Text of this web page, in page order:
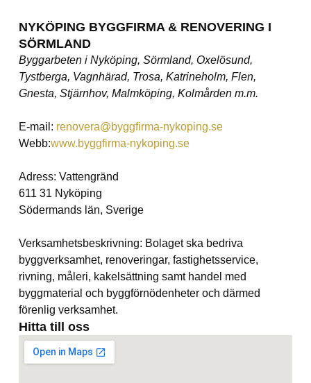
NYKÖPING BYGGFIRMA & RENOVERING I
SÖRMLAND
Byggarbeten i Nyköping, Sörmland, Oxelösund,
Tystberga, Vagnhärad, Trosa, Katrineholm, Flen,
Gnesta, Stjärnhov, Malmköping, Kolmården m.m.
E-mail: renovera@byggfirma-nykoping.se
Webb:www.byggfirma-nykoping.se
Adress: Vattengränd
611 31 Nyköping
Södermands län, Sverige
Verksamhetsbeskrivning: Bolaget ska bedriva
byggverksamhet, renoveringar, fastighetsservice,
rivning, måleri, kakelsättning samt handel med
byggmaterial och byggförnödenheter och därmed
förenlig verksamhet.
Hitta till oss